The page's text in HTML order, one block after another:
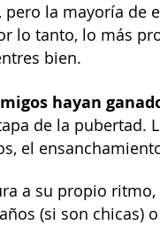
la mayoría de
lo tanto, lo más
bien.
hayan
de la
el
a su propio
(si son chicas)